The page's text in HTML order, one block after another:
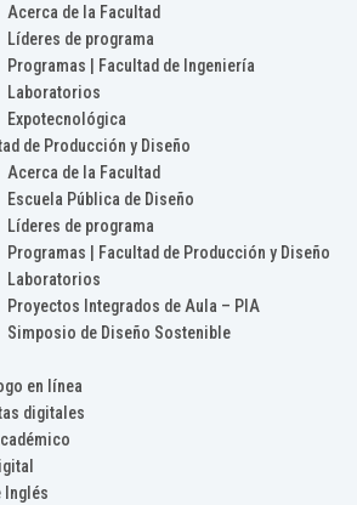
Acerca de la Facultad
Líderes de programa
Programas | Facultad de Ingeniería
Laboratorios
Expotecnológica
de Producción y Diseño
Acerca de la Facultad
Escuela Pública de Diseño
Líderes de programa
Programas | Facultad de Producción y Diseño
Laboratorios
Proyectos Integrados de Aula – PIA
Simposio de Diseño Sostenible
en línea
digitales
Inglés